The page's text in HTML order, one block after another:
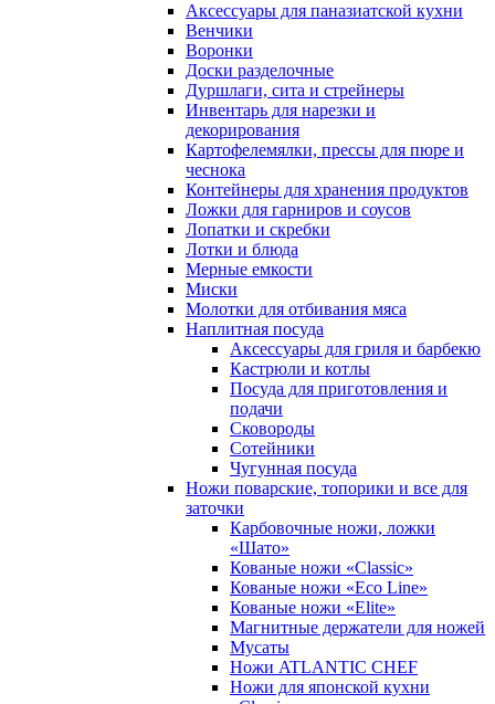
Аксессуары для паназиатской кухни
Венчики
Воронки
Доски разделочные
Дуршлаги, сита и стрейнеры
Инвентарь для нарезки и
декорирования
Картофелемялки, прессы для пюре и
чеснока
Контейнеры для хранения продуктов
Ложки для гарниров и соусов
Лопатки и скребки
Лотки и блюда
Мерные емкости
Миски
Молотки для отбивания мяса
Наплитная посуда
Аксессуары для гриля и барбекю
Кастрюли и котлы
Посуда для приготовления и
подачи
Сковороды
Сотейники
Чугунная посуда
Ножи поварские, топорики и все для
заточки
Карбовочные ножи, ложки
«Шато»
Кованые ножи «Classic»
Кованые ножи «Eco Line»
Кованые ножи «Elite»
Магнитные держатели для ножей
Мусаты
Ножи ATLANTIC CHEF
Ножи для японской кухни